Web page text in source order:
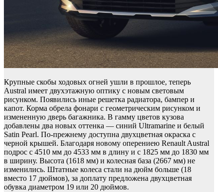
Крупные скобы ходовых огней ушли в прошлое, теперь
Austral имеет двухэтажную оптику с новым световым
рисунком. Появились иные решетка радиатора, бампер и
капот. Корма обрела фонари с геометрическим рисунком и
измененную дверь багажника. В гамму цветов кузова
добавлены два новых оттенка — синий Ultramarine и белый
Satin Pearl. По-прежнему доступна двухцветная окраска с
черной крышей. Благодаря новому оперениею Renault Austral
подрос с 4510 мм до 4533 мм в длину и с 1825 мм до 1830 мм
в ширину. Высота (1618 мм) и колесная база (2667 мм) не
изменились. Штатные колеса стали на дюйм больше (18
вместо 17 дюймов), за доплату предложена двухцветная
обувка диаметром 19 или 20 дюймов.